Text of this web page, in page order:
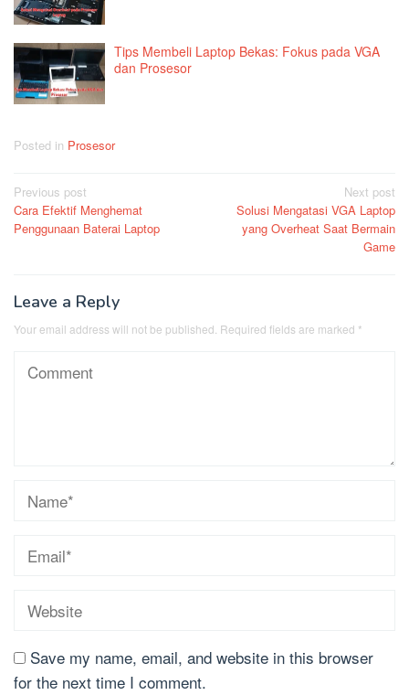
Tips Membeli Laptop Bekas: Fokus pada VGA
dan Prosesor
Posted in Prosesor
Post
navigation
Previous post
Cara Efektif Menghemat
Penggunaan Baterai Laptop
Next post
Solusi Mengatasi VGA Laptop
yang Overheat Saat Bermain
Game
Leave a Reply
Your email address will not be published. Required fields are marked *
Save my name, email, and website in this browser
for the next time I comment.